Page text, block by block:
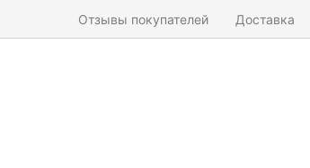
Отзывы покупателей Доставка